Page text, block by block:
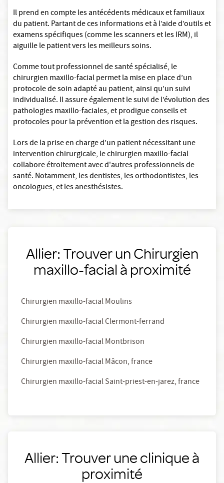
Il prend en compte les antécédents médicaux et familiaux
du patient. Partant de ces informations et à l’aide d’outils et
examens spécifiques (comme les scanners et les IRM), il
aiguille le patient vers les meilleurs soins.
Comme tout professionnel de santé spécialisé, le
chirurgien maxillo-facial permet la mise en place d’un
protocole de soin adapté au patient, ainsi qu’un suivi
individualisé. Il assure également le suivi de l’évolution des
pathologies maxillo-faciales, et prodigue conseils et
protocoles pour la prévention et la gestion des risques.
Lors de la prise en charge d’un patient nécessitant une
intervention chirurgicale, le chirurgien maxillo-facial
collabore étroitement avec d'autres professionnels de
santé. Notamment, les dentistes, les orthodontistes, les
oncologues, et les anesthésistes.
Allier: Trouver un Chirurgien
maxillo-facial à proximité
Chirurgien maxillo-facial Moulins
Chirurgien maxillo-facial Clermont-ferrand
Chirurgien maxillo-facial Montbrison
Chirurgien maxillo-facial Mâcon, france
Chirurgien maxillo-facial Saint-priest-en-jarez, france
Allier: Trouver une clinique à
proximité